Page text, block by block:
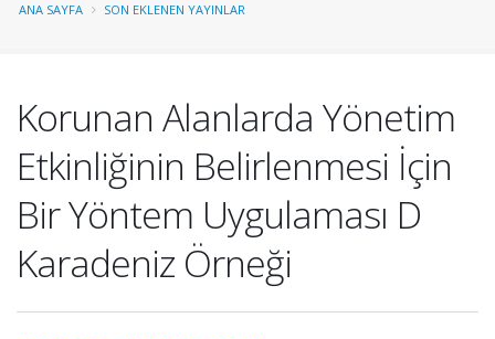
ANA SAYFA SON EKLENEN YAYINLAR
Korunan Alanlarda Yönetim
Etkinliğinin Belirlenmesi İçin
Bir Yöntem Uygulaması D
Karadeniz Örneği